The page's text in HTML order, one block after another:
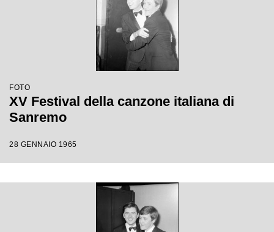
FOTO
XV Festival della canzone italiana di
Sanremo
28 GENNAIO 1965